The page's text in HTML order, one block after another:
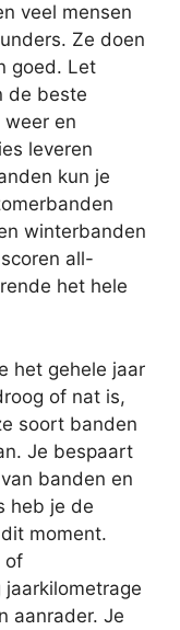
veel mensen
Ze doen
goed. Let
de beste
en
leveren
kun je
winterbanden
all-
het hele
het gehele jaar
of nat is,
soort banden
Je bespaart
banden en
heb je de
moment.
of
aanrader. Je